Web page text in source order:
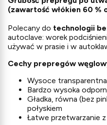
(zawartość włókien 60 %
Polecany do technologii
autoclave: worek
używać w prasie i w
Cechy prepregów
Wysoce
Bardzo wysoka
Gładka, równa (bez
połyskiem
Łatwe przetwarzanie